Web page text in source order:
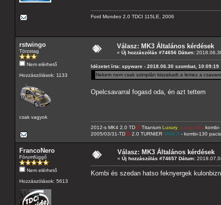
Ford Mondeo 2.0 TDCI 115LE, 2006
rstwingo
Törzstag
Nem elérhető
Hozzászólások: 1133
csak vagyok
Válasz: MK3 Általános kérdések
« Új hozzászólás #74656 Dátum:
Idézetet írta: spyware - 2018.06.30 szombat, 10:09:19
Nekem nem csak szimplán kiszakadt a lemez a
Opelcsavarral fogasd oda, én azt tettem
2012-s MK4 2.0 TDCI Titanium Luxury Lunar Sky
2005/03/31-TDCI 2.0 TURNIER VIVA X - kombi-130
FrancoNero
Fórumfüggő
Nem elérhető
Hozzászólások: 5613
Válasz: MK3 Általános kérdések
« Új hozzászólás #74657 Dátum:
Kombi és szedan hatso feknyergek